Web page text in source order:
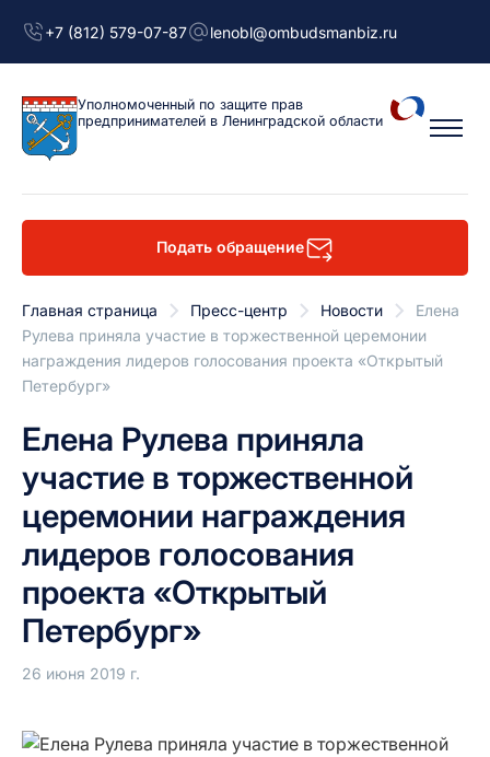
+7 (812) 579-07-87 lenobl@ombudsmanbiz.ru
Уполномоченный по защите прав
предпринимателей в Ленинградской области
Подать обращение
Главная страница Пресс-центр Новости
Елена
Рулева приняла участие в торжественной церемонии
награждения лидеров голосования проекта «Открытый
Петербург»
Елена Рулева приняла
участие в торжественной
церемонии награждения
лидеров голосования
проекта «Открытый
Петербург»
26 июня 2019 г.